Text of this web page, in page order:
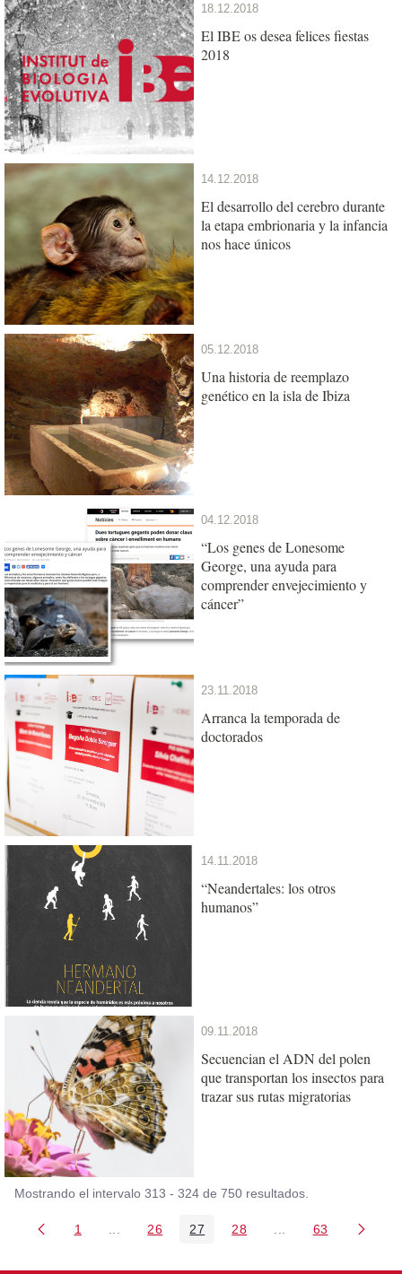
18.12.2018
El IBE os desea felices fiestas
2018
14.12.2018
El desarrollo del cerebro durante
la etapa embrionaria y la infancia
nos hace únicos
05.12.2018
Una historia de reemplazo
genético en la isla de Ibiza
04.12.2018
“Los genes de Lonesome
George, una ayuda para
comprender envejecimiento y
cáncer”
23.11.2018
Arranca la temporada de
doctorados
14.11.2018
“Neandertales: los otros
humanos”
09.11.2018
Secuencian el ADN del polen
que transportan los insectos para
trazar sus rutas migratorias
Mostrando el intervalo 313 - 324 de 750 resultados.
Página
1 Páginas intermedias Use TAB para
Página
26 Página
27 Página
28 PáginasPágina
63